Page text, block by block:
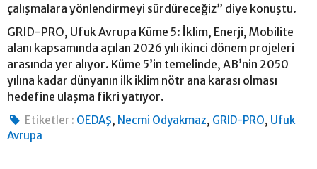
çalışmalara yönlendirmeyi sürdüreceğiz” diye konuştu.
GRID-PRO, Ufuk Avrupa Küme 5: İklim, Enerji, Mobilite
alanı kapsamında açılan 2026 yılı ikinci dönem projeleri
arasında yer alıyor. Küme 5’in temelinde, AB’nin 2050
yılına kadar dünyanın ilk iklim nötr ana karası olması
hedefine ulaşma fikri yatıyor.
Etiketler : OEDAŞ, Necmi Odyakmaz, GRID-PRO, Ufuk
Avrupa